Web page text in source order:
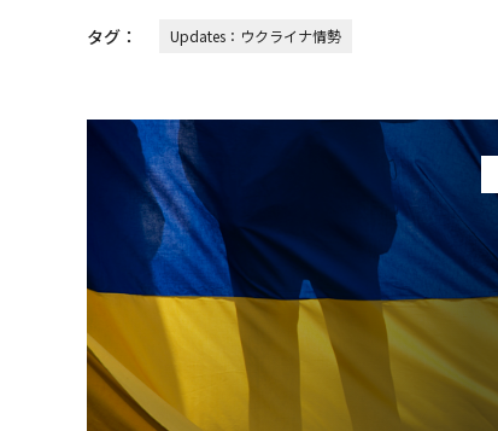
タグ： Updates：ウクライナ情勢